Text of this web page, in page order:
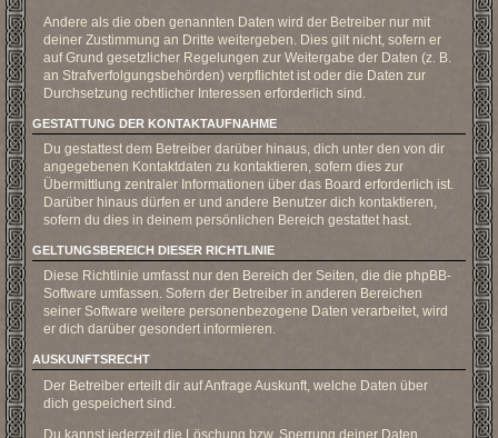
Andere als die oben genannten Daten wird der Betreiber nur mit
deiner Zustimmung an Dritte weitergeben. Dies gilt nicht, sofern er
auf Grund gesetzlicher Regelungen zur Weitergabe der Daten (z. B.
an Strafverfolgungsbehörden) verpflichtet ist oder die Daten zur
Durchsetzung rechtlicher Interessen erforderlich sind.
GESTATTUNG DER KONTAKTAUFNAHME
Du gestattest dem Betreiber darüber hinaus, dich unter den von dir
angegebenen Kontaktdaten zu kontaktieren, sofern dies zur
Übermittlung zentraler Informationen über das Board erforderlich ist.
Darüber hinaus dürfen er und andere Benutzer dich kontaktieren,
sofern du dies in deinem persönlichen Bereich gestattet hast.
GELTUNGSBEREICH DIESER RICHTLINIE
Diese Richtlinie umfasst nur den Bereich der Seiten, die die phpBB-
Software umfassen. Sofern der Betreiber in anderen Bereichen
seiner Software weitere personenbezogene Daten verarbeitet, wird
er dich darüber gesondert informieren.
AUSKUNFTSRECHT
Der Betreiber erteilt dir auf Anfrage Auskunft, welche Daten über
dich gespeichert sind.
Du kannst jederzeit die Löschung bzw. Sperrung deiner Daten